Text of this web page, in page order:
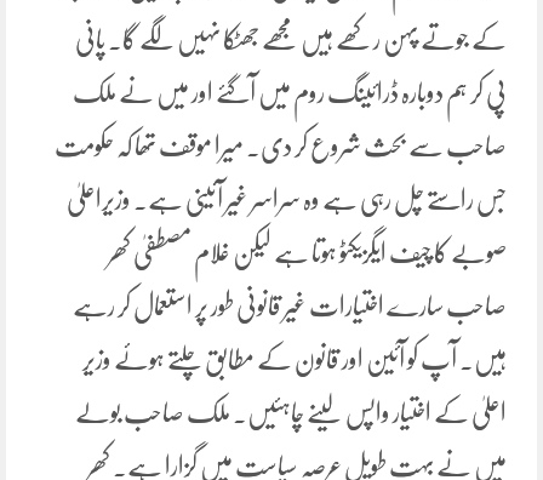
کے جوتے پہن رکھے ہیں مجھے جھٹکا نہیں لگے گا۔ پانی
پی کر ہم دوبارہ ڈرائینگ روم میں آگئے اور میں نے ملک
صاحب سے بحث شروع کر دی۔ میرا موقف تھا کہ حکومت
جس راستے چل رہی ہے وہ سراسر غیر آئینی ہے۔ وزیراعلیٰ
صوبے کا چیف ایگزیکٹو ہوتا ہے لیکن غلام مصطفیٰ کھر
صاحب سارے اختیارات غیر قانونی طور پر استعمال کر رہے
ہیں۔ آپ کو آئین اور قانون کے مطابق چلتے ہوئے وزیر
اعلیٰ کے اختیار واپس لینے چاہئیں۔ ملک صاحب بولے
میں نے بہت طویل عرصہ سیاست میں گزارا ہے۔ کھر